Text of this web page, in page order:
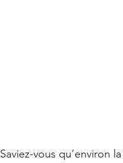
Saviez-vous qu’environ